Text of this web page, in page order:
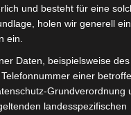
Wir freuen uns auf
und besteht für eine
holen wir generell
ein.
Daten, beispielsweise des
einer
Grundverordnung
landesspezifischen